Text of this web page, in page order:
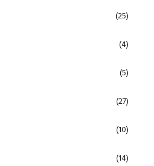
(25)
(4)
(5)
(27)
(10)
(14)